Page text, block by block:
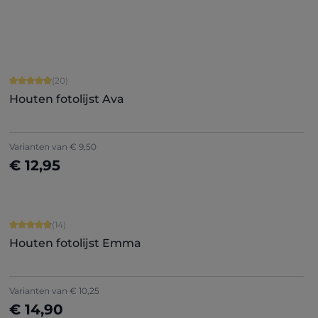
Gemiddelde waardering van 4.9 van 5 sterren
(20)
Houten fotolijst Ava
Varianten van € 9,50
€ 12,95
Nu configureren
Gemiddelde waardering van 4.86 van 5 sterren
(14)
Houten fotolijst Emma
Varianten van € 10,25
€ 14,90
Nu configureren